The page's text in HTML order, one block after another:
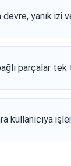
yanık izi
parçalar
kullanıcıya